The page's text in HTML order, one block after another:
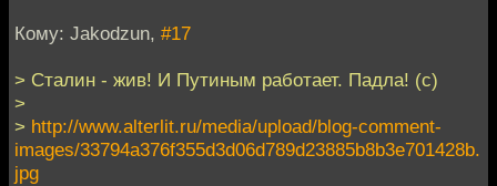
Кому: Jakodzun, #17
> Сталин - жив! И Путиным работает. Падла! (с)
>
> http://www.alterlit.ru/media/upload/blog-comment-
images/33794a376f355d3d06d789d23885b8b3e701428b.
jpg